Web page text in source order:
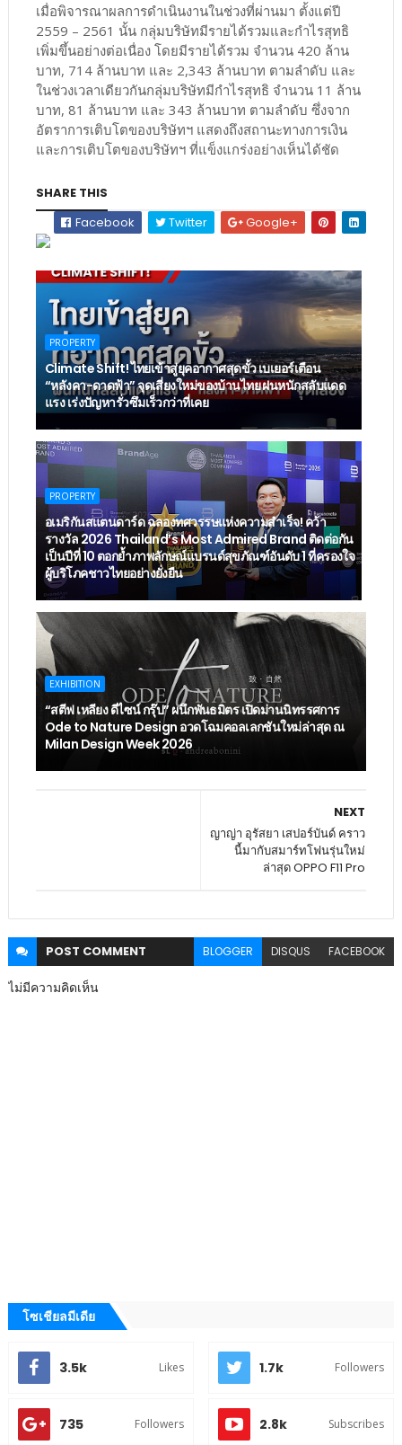
เมื่อพิจารณาผลการดำเนินงานในช่วงที่ผ่านมา ตั้งแต่ปี
2559 – 2561 นั้น กลุ่มบริษัทมีรายได้รวมและกำไรสุทธิ
เพิ่มขึ้นอย่างต่อเนื่อง โดยมีรายได้รวม จำนวน 420 ล้าน
บาท, 714 ล้านบาท และ 2,343 ล้านบาท ตามลำดับ และ
ในช่วงเวลาเดียวกันกลุ่มบริษัทมีกำไรสุทธิ จำนวน 11 ล้าน
บาท, 81 ล้านบาท และ 343 ล้านบาท ตามลำดับ ซึ่งจาก
อัตราการเติบโตของบริษัทฯ แสดงถึงสถานะทางการเงิน
และการเติบโตของบริษัทฯ ที่แข็งแกร่งอย่างเห็นได้ชัด
SHARE THIS
Facebook
Twitter Google+
PROPERTY
Climate Shift! ไทยเข้าสู่ยุคอากาศสุดขั้ว เบเยอร์เตือน
“หลังคา-ดาดฟ้า” จุดเสี่ยงใหม่ของบ้านไทย ฝนหนักสลับแดด
แรง เร่งปัญหารั่วซึมเร็วกว่าที่เคย
PROPERTY
อเมริกันสแตนดาร์ด ฉลองทศวรรษแห่งความสำเร็จ! คว้า
รางวัล 2026 Thailand’s Most Admired Brand ติดต่อกัน
เป็นปีที่ 10 ตอกย้ำภาพลักษณ์แบรนด์สุขภัณฑ์อันดับ 1 ที่ครองใจ
ผู้บริโภคชาวไทยอย่างยั่งยืน
EXHIBITION
“สตีฟ เหลียง ดีไซน์ กรุ๊ป” ผนึกพันธมิตร เปิดม่านนิทรรศการ
Ode to Nature Design อวดโฉมคอลเลกชันใหม่ล่าสุด ณ
Milan Design Week 2026
NEXT
ญาญ่า อุรัสยา เสปอร์บันด์ คราว
นี้มากับสมาร์ทโฟนรุ่นใหม่
ล่าสุด OPPO F11 Pro
POST COMMENT BLOGGER DISQUS FACEBOOK
ไม่มีความคิดเห็น
โซเชียลมีเดีย
3.5k Likes 1.7k Followers
735 Followers 2.8k Subscribes